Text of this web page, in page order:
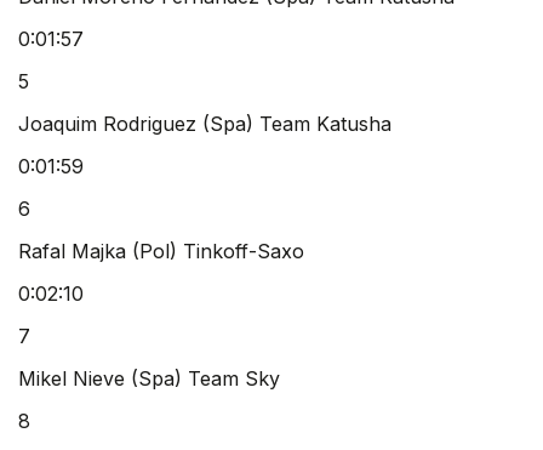
0:01:57
5
Joaquim Rodriguez (Spa) Team Katusha
0:01:59
6
Rafal Majka (Pol) Tinkoff-Saxo
0:02:10
7
Mikel Nieve (Spa) Team Sky
8